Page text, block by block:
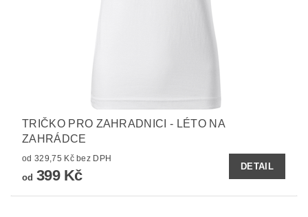
TRIČKO PRO ZAHRADNICI - LÉTO NA
ZAHRÁDCE
od 329,75 Kč bez DPH
od 399 Kč
DETAIL